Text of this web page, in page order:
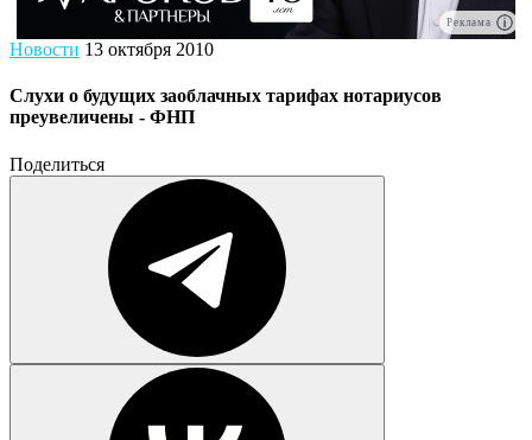
Реклама
Новости 13 октября 2010
Слухи о будущих заоблачных тарифах нотариусов
преувеличены - ФНП
Поделиться